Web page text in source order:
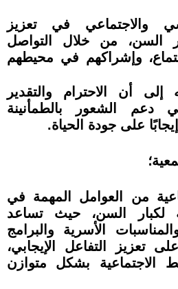
والاجتماعي في تعزيز
السن، من خلال التواصل
وإشراكهم في محيطهم
إلى أن الاحترام والتقدير
دعم الشعور بالطمأنينة
على جودة الحياة.
من العوامل المهمة في
لكبار السن، حيث تساعد
الأسرية والبرامج
تعزيز التفاعل الإيجابي،
الاجتماعية بشكل متوازن